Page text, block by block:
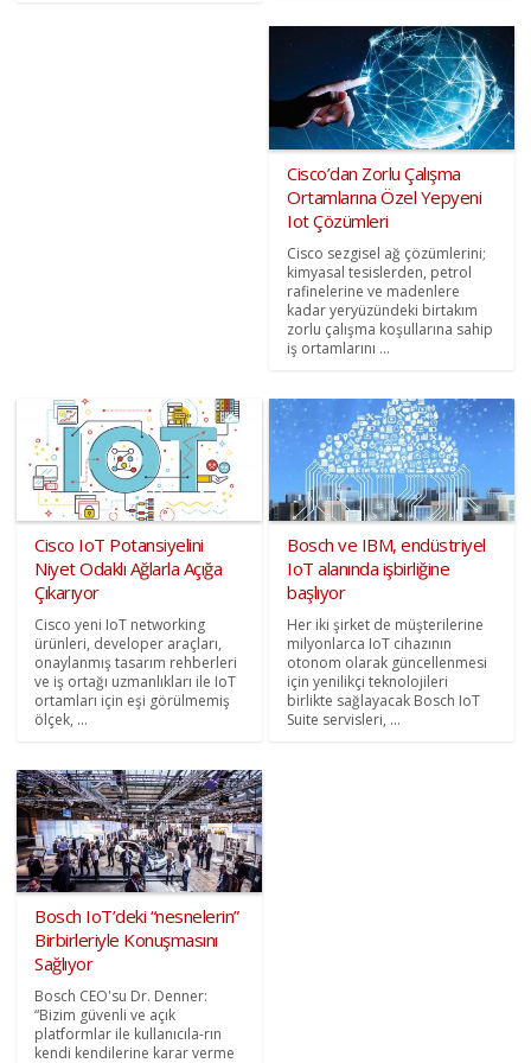
Cisco’dan Zorlu Çalışma
Ortamlarına Özel Yepyeni
Iot Çözümleri
Cisco sezgisel ağ çözümlerini;
kimyasal tesislerden, petrol
rafinelerine ve madenlere
kadar yeryüzündeki birtakım
zorlu çalışma koşullarına sahip
iş ortamlarını ...
Cisco IoT Potansiyelini
Niyet Odaklı Ağlarla Açığa
Çıkarıyor
Cisco yeni IoT networking
ürünleri, developer araçları,
onaylanmış tasarım rehberleri
ve iş ortağı uzmanlıkları ile IoT
ortamları için eşi görülmemiş
ölçek, ...
Bosch ve IBM, endüstriyel
IoT alanında işbirliğine
başlıyor
Her iki şirket de müşterilerine
milyonlarca IoT cihazının
otonom olarak güncellenmesi
için yenilikçi teknolojileri
birlikte sağlayacak Bosch IoT
Suite servisleri, ...
Bosch IoT’deki “nesnelerin”
Birbirleriyle Konuşmasını
Sağlıyor
Bosch CEO'su Dr. Denner:
“Bizim güvenli ve açık
platformlar ile kullanıcıla-rın
kendi kendilerine karar verme